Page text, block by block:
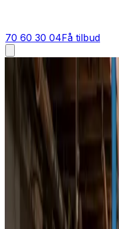
70 60 30 04Få tilbud
Ventilationsrens i Herning
Trænger dit
rens? Vi renser kanaler,
boligforeninger og
pris og fuld